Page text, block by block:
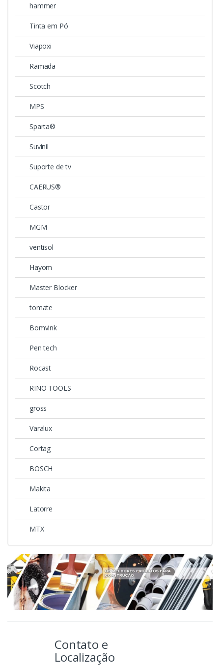
hammer
Tinta em Pó
Viapoxi
Ramada
Scotch
MPS
Sparta®
Suvinil
Suporte de tv
CAERUS®
Castor
MGM
ventisol
Hayom
Master Blocker
tomate
Bomvink
Pen tech
Rocast
RINO TOOLS
gross
Varalux
Cortag
BOSCH
Makita
Latorre
MTX
Contato e
Localização